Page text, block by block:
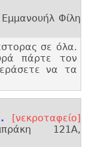
Εμμανουήλ Φίλη
σε όλα.
πάρτε τον
να τα
[νεκροταφείο]
121Α,